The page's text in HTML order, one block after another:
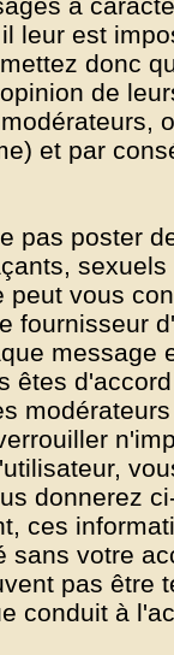
leur est
donc
de
et par
pas poster
peut vous
fournisseur
message
êtes
donnerez
ces
sans votre
pas être
conduit à